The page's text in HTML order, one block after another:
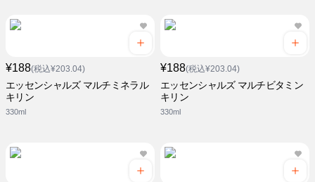
¥188(税込¥203.04)
エッセンシャルズ マルチミネラル
キリン
330ml
¥188(税込¥203.04)
エッセンシャルズ マルチビタミン
キリン
330ml